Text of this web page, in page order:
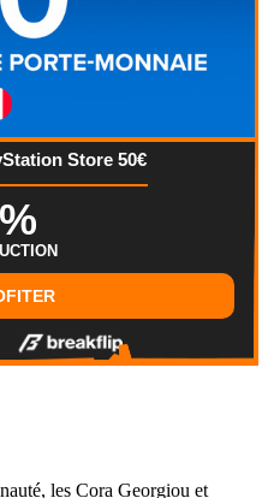
Store 50€
les Cora Georgiou et